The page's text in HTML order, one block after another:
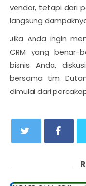
vendor, tetapi dari
langsung
Jika Anda ingin
CRM yang benar-
bisnis Anda,
bersama tim
dimulai dari